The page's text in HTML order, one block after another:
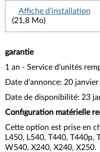
Affiche d'installation
(21,8 Mo)
garantie
1 an - Service d'unités
Date d'annonce: 20
Date de disponibilité: 23
Configuration matérielle
Cette option est prise en
L450, L540, T440, T440p,
W540, X240, X240, X250.